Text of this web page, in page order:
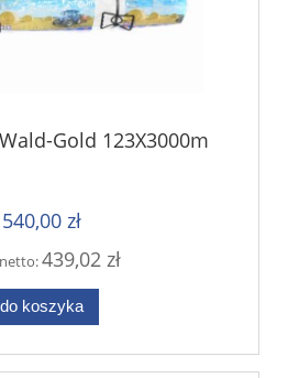
Gold 123X3000m
540,00 zł
439,02 zł
do koszyka